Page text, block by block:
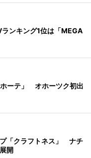
ンキング1位は「MEGA
ーテ」 オホーツク初出
「クラフトネス」 ナチ
開